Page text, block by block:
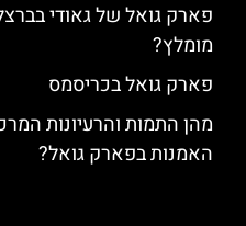
פארק גואל של גאודי
מומלץ?
פארק גואל בכריסמס
מהן התמות והרעיונות
האמנות בפארק גואל?